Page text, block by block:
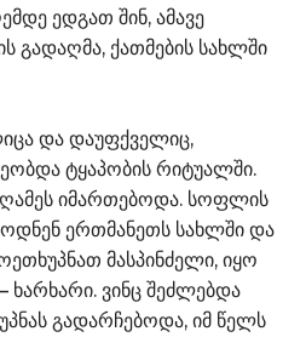
ედგათ შინ, ამავე
გადაღმა, ქათმების სახლში
და დაუფქველიც,
ტყაპობის რიტუალში.
იმართებოდა. სოფლის
ერთმანეთს სახლში და
მასპინძელი, იყო
ვინც შეძლებდა
გადარჩებოდა, იმ წელს